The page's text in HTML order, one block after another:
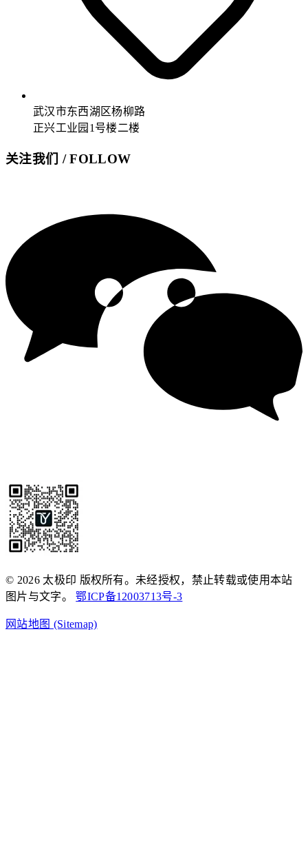
武汉市东西湖区杨柳路
正兴工业园1号楼二楼
关注我们 / FOLLOW
© 2026 太极印 版权所有。未经授权，禁止转载或使用本站
图片与文字。鄂ICP备12003713号-3
网站地图 (Sitemap)